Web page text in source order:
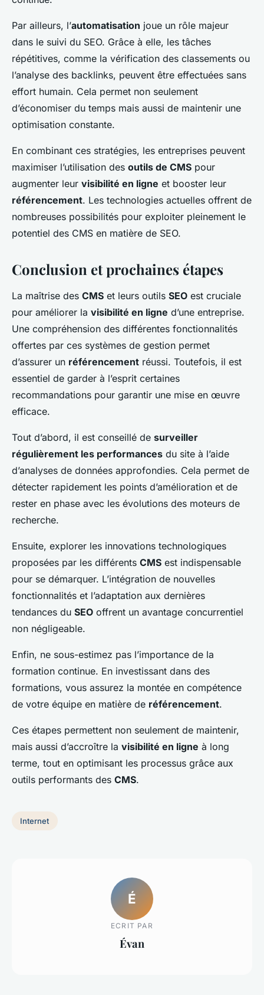
Par ailleurs, l’automatisation joue un rôle majeur
dans le suivi du SEO. Grâce à elle, les tâches
répétitives, comme la vérification des classements ou
l’analyse des backlinks, peuvent être effectuées sans
effort humain. Cela permet non seulement
d’économiser du temps mais aussi de maintenir une
optimisation constante.
En combinant ces stratégies, les entreprises peuvent
maximiser l’utilisation des outils de CMS pour
augmenter leur visibilité en ligne et booster leur
référencement. Les technologies actuelles offrent de
nombreuses possibilités pour exploiter pleinement le
potentiel des CMS en matière de SEO.
Conclusion et prochaines étapes
La maîtrise des CMS et leurs outils SEO est cruciale
pour améliorer la visibilité en ligne d’une entreprise.
Une compréhension des différentes fonctionnalités
offertes par ces systèmes de gestion permet
d’assurer un référencement réussi. Toutefois, il est
essentiel de garder à l’esprit certaines
recommandations pour garantir une mise en œuvre
efficace.
Tout d’abord, il est conseillé de surveiller
régulièrement les performances du site à l’aide
d’analyses de données approfondies. Cela permet de
détecter rapidement les points d’amélioration et de
rester en phase avec les évolutions des moteurs de
recherche.
Ensuite, explorer les innovations technologiques
proposées par les différents CMS est indispensable
pour se démarquer. L’intégration de nouvelles
fonctionnalités et l’adaptation aux dernières
tendances du SEO offrent un avantage concurrentiel
non négligeable.
Enfin, ne sous-estimez pas l’importance de la
formation continue. En investissant dans des
formations, vous assurez la montée en compétence
de votre équipe en matière de référencement.
Ces étapes permettent non seulement de maintenir,
mais aussi d’accroître la visibilité en ligne à long
terme, tout en optimisant les processus grâce aux
outils performants des CMS.
Internet
É
ECRIT PAR
Évan